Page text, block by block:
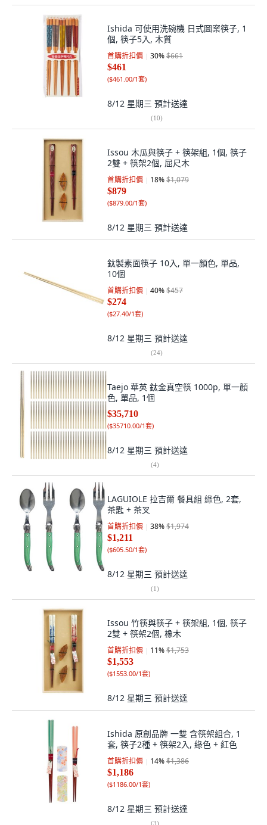
Ishida 可使用洗碗機 日式圖案筷子, 1
個, 筷子5入, 木質
首購折扣價 30%$661
$461
($461.00/1套)
8/12 星期三 預計送達
(10)
Issou 木瓜與筷子 + 筷架組, 1個, 筷子
2雙 + 筷架2個, 屈尺木
首購折扣價 18%$1,079
$879
($879.00/1套)
8/12 星期三 預計送達
鈦製素面筷子 10入, 單一顏色, 單品,
10個
首購折扣價 40%$457
$274
($27.40/1套)
8/12 星期三 預計送達
(24)
Taejo 華英 鈦金真空筷 1000p, 單一顏
色, 單品, 1個
$35,710
($35710.00/1套)
8/12 星期三 預計送達
(4)
LAGUIOLE 拉吉爾 餐具組 綠色, 2套,
茶匙 + 茶叉
首購折扣價 38%$1,974
$1,211
($605.50/1套)
8/12 星期三 預計送達
(1)
Issou 竹筷與筷子 + 筷架組, 1個, 筷子
2雙 + 筷架2個, 橡木
首購折扣價 11%$1,753
$1,553
($1553.00/1套)
8/12 星期三 預計送達
Ishida 原創品牌 一雙 含筷架組合, 1
套, 筷子2種 + 筷架2入, 綠色 + 紅色
首購折扣價 14%$1,386
$1,186
($1186.00/1套)
8/12 星期三 預計送達
(3)